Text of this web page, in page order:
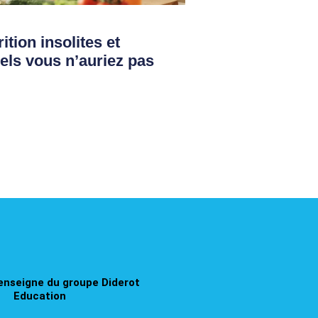
insolites et
vous n’auriez pas
du groupe Diderot
Education​